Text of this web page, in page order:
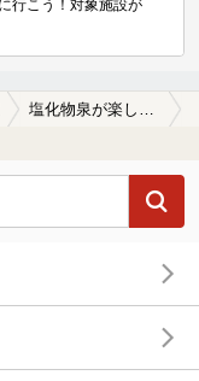
行こう！対象施設が
塩化物泉が楽しめる切目駅近くの温泉、日帰り温泉、スーパー銭湯おすすめ